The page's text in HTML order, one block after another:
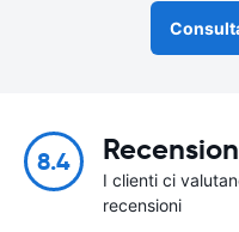
8.4
I clienti ci
recensioni